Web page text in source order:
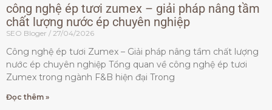
công nghệ ép tươi zumex – giải pháp nâng tầm
chất lượng nước ép chuyên nghiệp
SEO Bloger 27/04/2026
Công nghệ ép tươi Zumex – Giải pháp nâng tầm chất lượng
nước ép chuyên nghiệp Tổng quan về công nghệ ép tươi
Zumex trong ngành F&B hiện đại Trong
Đọc thêm »